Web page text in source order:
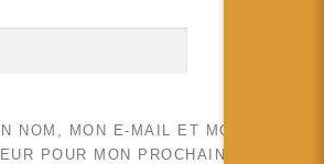
NOM, MON E-MAIL ET MON SITE
POUR MON PROCHAIN